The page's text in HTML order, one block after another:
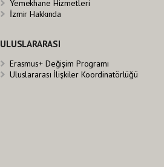
Yemekhane Hizmetleri
İzmir Hakkında
ULUSLARARASI
Erasmus+ Değişim Programı
Uluslararası İlişkiler Koordinatörlüğü